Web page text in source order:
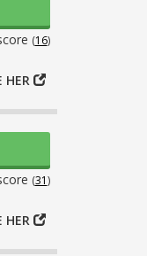
(16)
HER
(31)
HER